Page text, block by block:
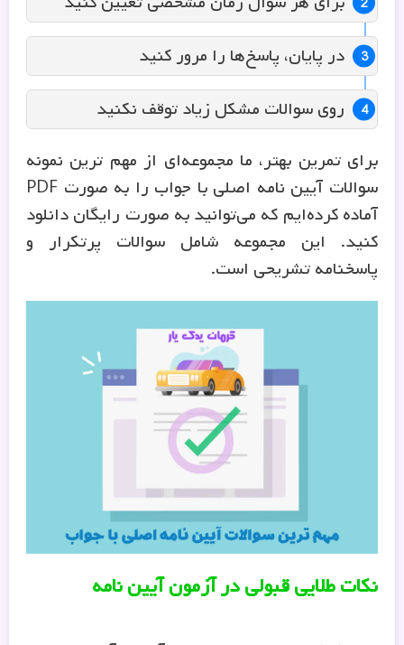
در پایان، پاسخ‌ها را مرور کنید
روی سوالات مشکل زیاد توقف نکنید
برای تمرین بهتر، ما مجموعه‌ای از مهم ترین نمونه
سوالات آیین نامه اصلی با جواب را به صورت PDF
آماده کرده‌ایم که می‌توانید به صورت رایگان دانلود
کنید. این مجموعه شامل سوالات پرتکرار و
پاسخنامه تشریحی است.
نکات طلایی قبولی در آزمون آیین نامه